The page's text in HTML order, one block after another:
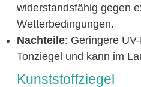
widerstandsfähig gegen
Wetterbedingungen.
Nachteile: Geringere
Tonziegel und kann im
Kunststoffziegel